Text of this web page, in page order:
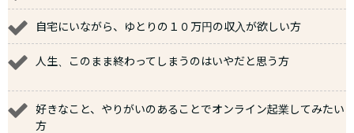
自宅にいながら、ゆとりの１０万円の収入が欲しい方
人生、このまま終わってしまうのはいやだと思う方
好きなこと、やりがいのあることでオンライン起業してみたい
方